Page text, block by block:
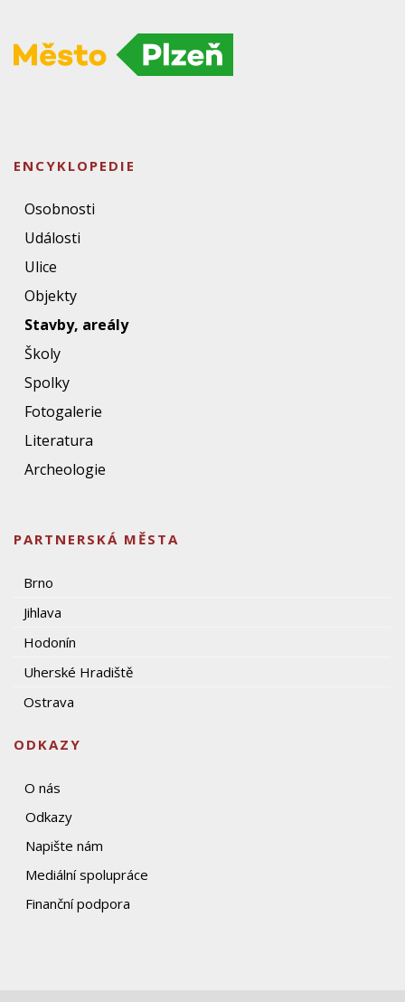
ENCYKLOPEDIE
Osobnosti
Události
Ulice
Objekty
Stavby, areály
Školy
Spolky
Fotogalerie
Literatura
Archeologie
PARTNERSKÁ MĚSTA
Brno
Jihlava
Hodonín
Uherské Hradiště
Ostrava
ODKAZY
O nás
Odkazy
Napište nám
Mediální spolupráce
Finanční podpora